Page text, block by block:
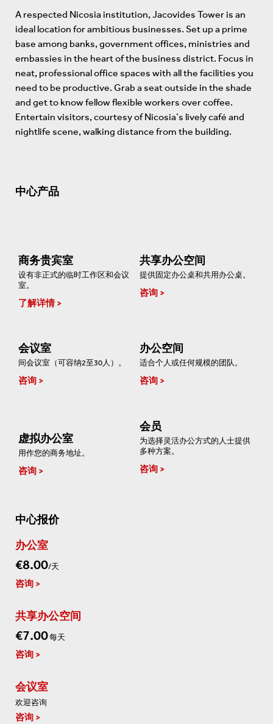
A respected Nicosia institution, Jacovides Tower is an
ideal location for ambitious businesses. Set up a prime
base among banks, government offices, ministries and
embassies in the heart of the business district. Focus in
neat, professional office spaces with all the facilities you
need to be productive. Grab a seat outside in the shade
and get to know fellow flexible workers over coffee.
Entertain visitors, courtesy of Nicosia’s lively café and
nightlife scene, walking distance from the building.
中心产品
商务贵宾室
设有非正式的临时工作区和会议
室。
了解详情
共享办公空间
提供固定办公桌和共用办公桌。
咨询
会议室
间会议室（可容纳2至30人）。
咨询
办公空间
适合个人或任何规模的团队。
咨询
虚拟办公室
用作您的商务地址。
咨询
会员
为选择灵活办公方式的人士提供
多种方案。
咨询
中心报价
办公室
€8.00/天
咨询
共享办公空间
€7.00每天
咨询
会议室
欢迎咨询
咨询